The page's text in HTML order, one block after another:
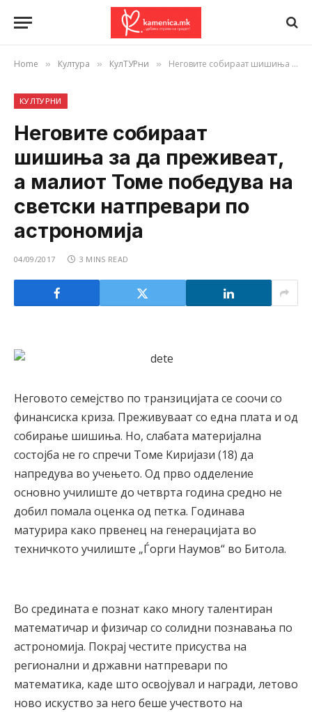
Home » Култура » КулТУРни » Неговите собираат шишиња за да преживеат, а малиот Томе победува на светски натпревари по астрономија
КУЛТУРНИ
Неговите собираат
шишиња за да преживеат,
а малиот Томе победува на
светски натпревари по
астрономија
04/09/2017 3 MINS READ
Неговото семејство по транзицијата се соочи со
финансиска криза. Преживуваат со една плата и од
собирање шишиња. Но, слабата материјална
состојба не го спречи Томе Kиријази (18) да
напредува во учењето. Од прво одделение
основно училиште до четврта година средно не
добил помала оценка од петка. Годинава
матурира како првенец на генерацијата во
техничкото училиште „Ѓорги Наумов“ во Битола.
Во средината е познат како многу талентиран
математичар и физичар со солидни познавања по
астрономија. Покрај честите присуства на
регионални и државни натпревари по
математика, каде што освојувал и награди, летово
ново искуство за него беше учеството на